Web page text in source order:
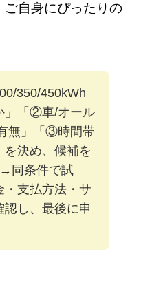
自身にぴったりの
350/450kWh
」「②車/オール
無」「③時間帯
を決め、候補を
同条件で試
・支払方法・サ
し、最後に申